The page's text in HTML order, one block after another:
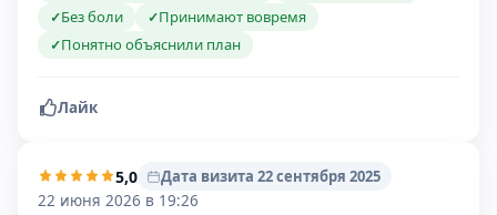
✓Без боли ✓Принимают вовремя
✓Понятно объяснили план
Лайк
5,0
Дата визита 22 сентября 2025
22 июня 2026 в 19:26